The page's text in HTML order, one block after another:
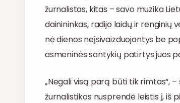
žurnalistas, kitas – savo muzika
dainininkas, radijo laidų ir renginių
nė dienos neįsivaizduojantys be
asmeninės santykių patirtys juos
„Negali visą parą būti tik rimtas“,
žurnalistikos nusprendė leistis į, iš